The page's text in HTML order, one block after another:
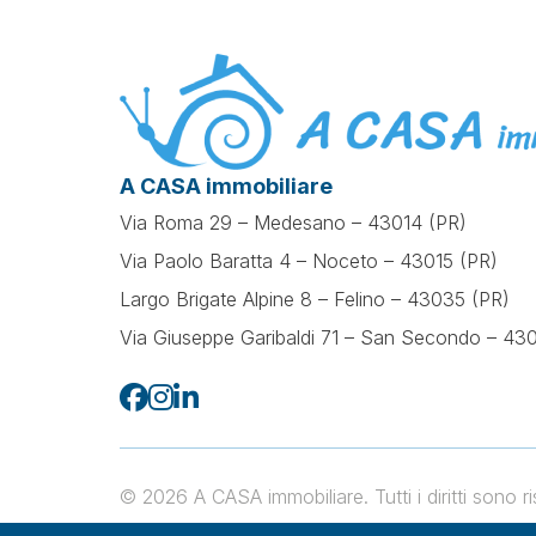
A CASA immobiliare
Via Roma 29 – Medesano – 43014 (PR)
Via Paolo Baratta 4 – Noceto – 43015 (PR)
Largo Brigate Alpine 8 – Felino – 43035 (PR)
Via Giuseppe Garibaldi 71 – San Secondo –
© 2026 A CASA immobiliare. Tutti i diritti sono